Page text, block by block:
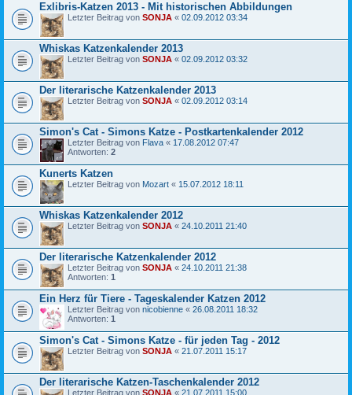
Exlibris-Katzen 2013 - Mit historischen Abbildungen
Letzter Beitrag von SONJA « 02.09.2012 03:34
Whiskas Katzenkalender 2013
Letzter Beitrag von SONJA « 02.09.2012 03:32
Der literarische Katzenkalender 2013
Letzter Beitrag von SONJA « 02.09.2012 03:14
Simon's Cat - Simons Katze - Postkartenkalender 2012
Letzter Beitrag von Flava « 17.08.2012 07:47
Antworten: 2
Kunerts Katzen
Letzter Beitrag von Mozart « 15.07.2012 18:11
Whiskas Katzenkalender 2012
Letzter Beitrag von SONJA « 24.10.2011 21:40
Der literarische Katzenkalender 2012
Letzter Beitrag von SONJA « 24.10.2011 21:38
Antworten: 1
Ein Herz für Tiere - Tageskalender Katzen 2012
Letzter Beitrag von nicobienne « 26.08.2011 18:32
Antworten: 1
Simon's Cat - Simons Katze - für jeden Tag - 2012
Letzter Beitrag von SONJA « 21.07.2011 15:17
Der literarische Katzen-Taschenkalender 2012
Letzter Beitrag von SONJA « 21.07.2011 15:00